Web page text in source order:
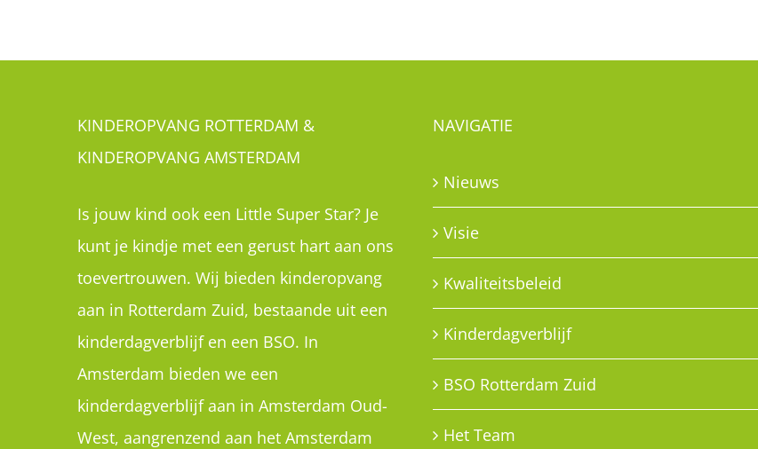
KINDEROPVANG ROTTERDAM &
KINDEROPVANG AMSTERDAM
Is jouw kind ook een Little Super Star? Je
kunt je kindje met een gerust hart aan ons
toevertrouwen. Wij bieden kinderopvang
aan in Rotterdam Zuid, bestaande uit een
kinderdagverblijf en een BSO. In
Amsterdam bieden we een
kinderdagverblijf aan in Amsterdam Oud-
West, aangrenzend aan het Amsterdam
NAVIGATIE
Nieuws
Visie
Kwaliteitsbeleid
Kinderdagverblijf
BSO Rotterdam Zuid
Het Team